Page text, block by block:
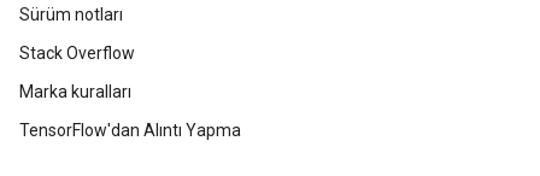
Sürüm notları
Stack Overflow
Marka kuralları
TensorFlow'dan Alıntı Yapma